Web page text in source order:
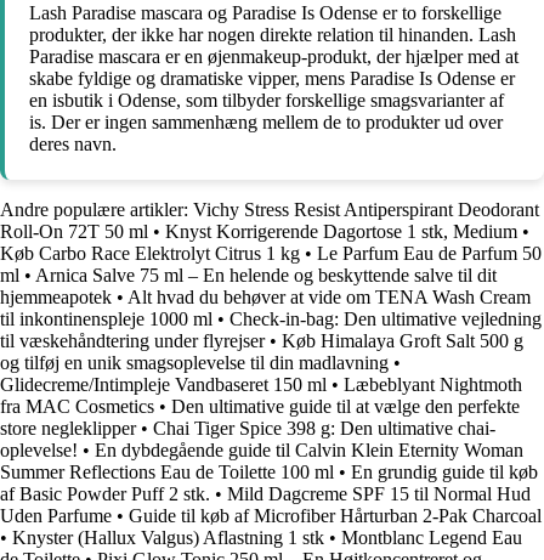
Lash Paradise mascara og Paradise Is Odense er to forskellige
produkter, der ikke har nogen direkte relation til hinanden. Lash
Paradise mascara er en øjenmakeup-produkt, der hjælper med at
skabe fyldige og dramatiske vipper, mens Paradise Is Odense er
en isbutik i Odense, som tilbyder forskellige smagsvarianter af
is. Der er ingen sammenhæng mellem de to produkter ud over
deres navn.
Andre populære artikler: Vichy Stress Resist Antiperspirant Deodorant
Roll-On 72T 50 ml • Knyst Korrigerende Dagortose 1 stk, Medium •
Køb Carbo Race Elektrolyt Citrus 1 kg • Le Parfum Eau de Parfum 50
ml • Arnica Salve 75 ml – En helende og beskyttende salve til dit
hjemmeapotek • Alt hvad du behøver at vide om TENA Wash Cream
til inkontinenspleje 1000 ml • Check-in-bag: Den ultimative vejledning
til væskehåndtering under flyrejser• Køb Himalaya Groft Salt 500 g
og tilføj en unik smagsoplevelse til din madlavning •
Glidecreme/Intimpleje Vandbaseret 150 ml • Læbeblyant Nightmoth
fra MAC Cosmetics • Den ultimative guide til at vælge den perfekte
store negleklipper• Chai Tiger Spice 398 g: Den ultimative chai-
oplevelse! • En dybdegående guide til Calvin Klein Eternity Woman
Summer Reflections Eau de Toilette 100 ml • En grundig guide til køb
af Basic Powder Puff 2 stk. • Mild Dagcreme SPF 15 til Normal Hud
Uden Parfume • Guide til køb af Microfiber Hårturban 2-Pak Charcoal
• Knyster (Hallux Valgus) Aflastning 1 stk • Montblanc Legend Eau